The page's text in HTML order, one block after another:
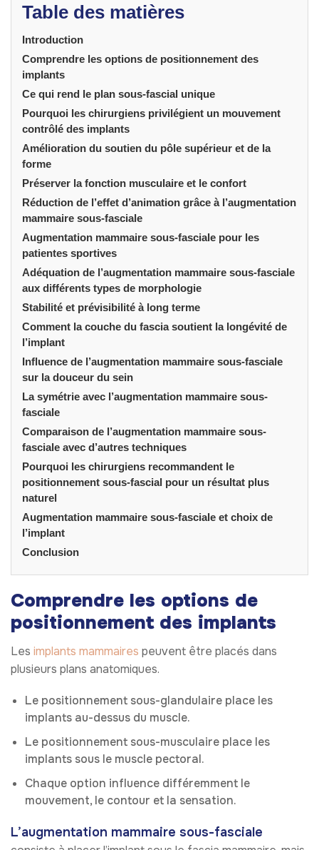
Table des matières
Introduction
Comprendre les options de positionnement des
implants
Ce qui rend le plan sous-fascial unique
Pourquoi les chirurgiens privilégient un mouvement
contrôlé des implants
Amélioration du soutien du pôle supérieur et de la
forme
Préserver la fonction musculaire et le confort
Réduction de l’effet d’animation grâce à l’augmentation
mammaire sous-fasciale
Augmentation mammaire sous-fasciale pour les
patientes sportives
Adéquation de l’augmentation mammaire sous-fasciale
aux différents types de morphologie
Stabilité et prévisibilité à long terme
Comment la couche du fascia soutient la longévité de
l’implant
Influence de l’augmentation mammaire sous-fasciale
sur la douceur du sein
La symétrie avec l’augmentation mammaire sous-
fasciale
Comparaison de l’augmentation mammaire sous-
fasciale avec d’autres techniques
Pourquoi les chirurgiens recommandent le
positionnement sous-fascial pour un résultat plus
naturel
Augmentation mammaire sous-fasciale et choix de
l’implant
Conclusion
Comprendre les options de
positionnement des implants
Les implants mammaires peuvent être placés dans
plusieurs plans anatomiques.
Le positionnement sous-glandulaire place les
implants au-dessus du muscle.
Le positionnement sous-musculaire place les
implants sous le muscle pectoral.
Chaque option influence différemment le
mouvement, le contour et la sensation.
L’augmentation mammaire sous-fasciale